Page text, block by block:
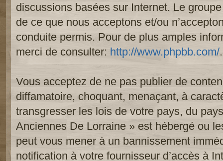
discussions basées sur Internet. Le
de ce que nous acceptons et/ou
conduite permis. Pour de plus amples
merci de consulter: http://www.phpbb.com/.
Vous acceptez de ne pas publier de
diffamatoire, choquant, menaçant, à
transgresser les lois de votre pays, du
Anciennes De Lorraine » est hébergé ou
peut vous mener à un bannissement
notification à votre fournisseur d’accès à